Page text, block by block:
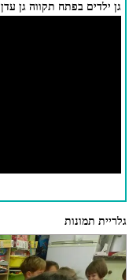
גן ילדים בפתח תקווה גן עדן
גלריית תמונות